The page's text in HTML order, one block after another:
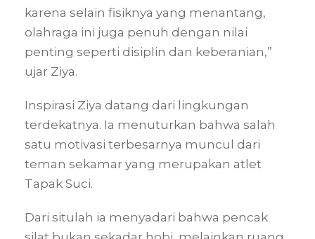
karena selain fisiknya yang menantang,
olahraga ini juga penuh dengan nilai
penting seperti disiplin dan keberanian,”
ujar Ziya.
Inspirasi Ziya datang dari lingkungan
terdekatnya. Ia menuturkan bahwa salah
satu motivasi terbesarnya muncul dari
teman sekamar yang merupakan atlet
Tapak Suci.
Dari situlah ia menyadari bahwa pencak